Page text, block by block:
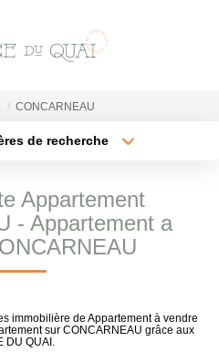
Vente
Location
CONCARNEAU
de recherche
Surface min
Appartement
- Appartement a
immobilière de Appartement à vendre
sur CONCARNEAU grâce aux
DU QUAI.